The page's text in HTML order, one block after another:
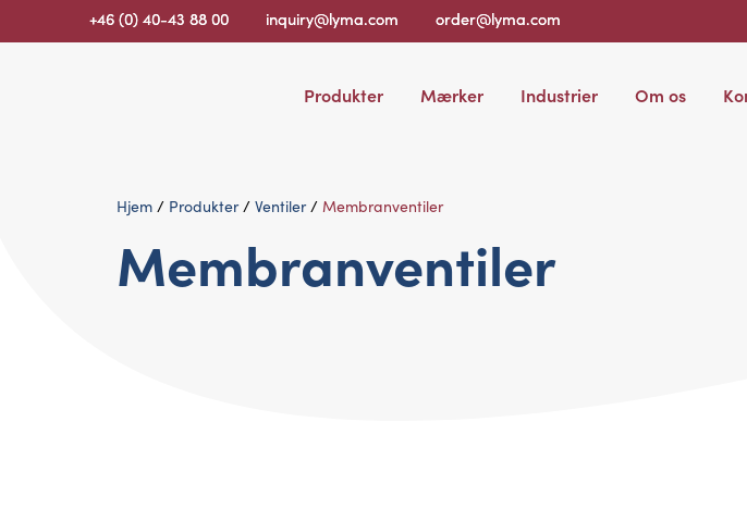
+46 (0) 40-43 88 00 inquiry@lyma.com order@lyma.com
Produkter Mærker Industrier Om os
Hjem / Produkter/ Ventiler/ Membranventiler
Membranventiler